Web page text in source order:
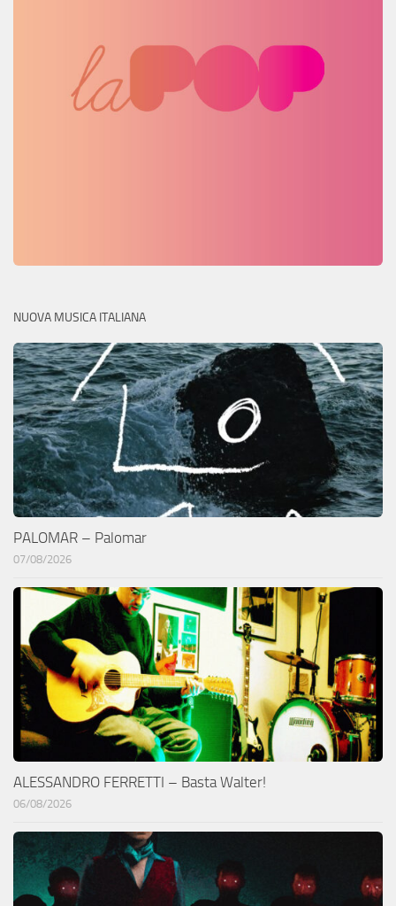
NUOVA MUSICA ITALIANA
PALOMAR – Palomar
07/08/2026
ALESSANDRO FERRETTI – Basta Walter!
06/08/2026